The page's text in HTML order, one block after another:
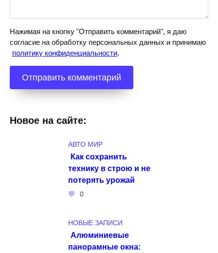
Нажимая на кнопку "Отправить комментарий", я даю
согласие на обработку персональных данных и принимаю
политику конфиденциальности.
Новое на сайте:
АВТО МИР
Как сохранить
технику в строю и не
потерять урожай
0
НОВЫЕ ЗАПИСИ
Алюминиевые
панорамные окна: